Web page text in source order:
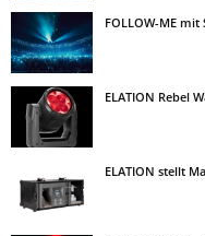
FOLLOW-ME
ELATION Rebel
ELATION stellt